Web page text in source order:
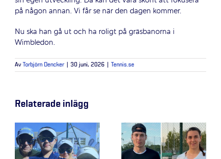
på någon annan. Vi får se när den dagen kommer.
Nu ska han gå ut och ha roligt på gräsbanorna i
Wimbledon.
Av Torbjörn Dencker 30 juni, 2026 Tennis.se
Relaterade inlägg